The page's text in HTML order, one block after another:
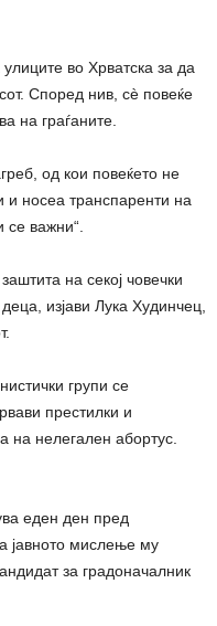
во Хрватска за да
Според нив, сè повеќе
на граѓаните.
од кои повеќето не
и носеа транспаренти на
важни“.
на секој човечки
изјави Лука Худинчец,
групи се
престилки и
на нелегален абортус.
еден ден пред
јавното мислење му
за градоначалник